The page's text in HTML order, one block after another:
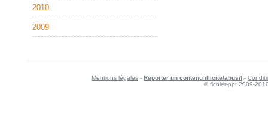
2010
2009
Mentions légales - Reporter un contenu illicite/abusif-
© fichier-ppt 2009-